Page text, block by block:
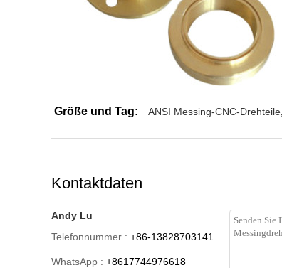
Größe und Tag: ANSI Messing-CNC-Drehteile
Kontaktdaten
Andy Lu
Telefonnummer : +86-13828703141
WhatsApp : +8617744976618